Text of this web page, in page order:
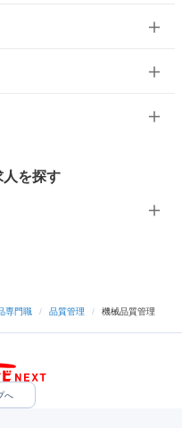
人を探す
専門職 / 品質管理 / 機械品質管理
へ